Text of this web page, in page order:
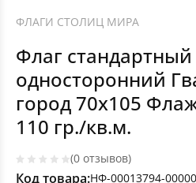
ФЛАГИ СТОЛИЦ МИРА
Флаг стандартный
односторонний
город 70х105
110 гр./кв.м.
(0 отзывов)
Код товара:НФ-00013794-